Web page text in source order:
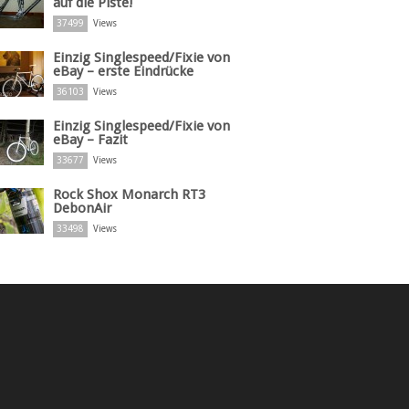
37499 Views
Einzig Singlespeed/Fixie von
eBay – erste Eindrücke
36103 Views
Einzig Singlespeed/Fixie von
eBay – Fazit
33677 Views
Rock Shox Monarch RT3
DebonAir
33498 Views